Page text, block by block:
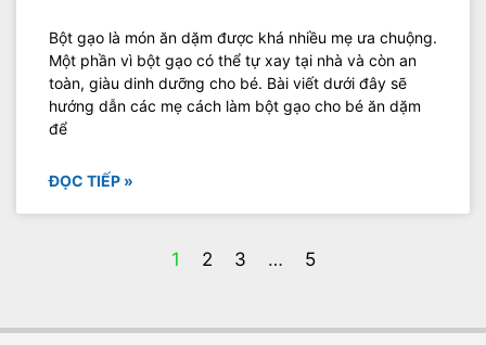
Bột gạo là món ăn dặm được khá nhiều mẹ ưa chuộng.
Một phần vì bột gạo có thể tự xay tại nhà và còn an
toàn, giàu dinh dưỡng cho bé. Bài viết dưới đây sẽ
hướng dẫn các mẹ cách làm bột gạo cho bé ăn dặm
để
ĐỌC TIẾP »
1 2 3 … 5